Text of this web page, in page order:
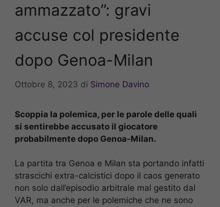
ammazzato”: gravi
accuse col presidente
dopo Genoa-Milan
Ottobre 8, 2023 di Simone Davino
Scoppia la polemica, per le parole delle quali
si sentirebbe accusato il giocatore
probabilmente dopo Genoa-Milan.
La partita tra Genoa e Milan sta portando infatti
strascichi extra-calcistici dopo il caos generato
non solo dall’episodio arbitrale mal gestito dal
VAR, ma anche per le polemiche che ne sono